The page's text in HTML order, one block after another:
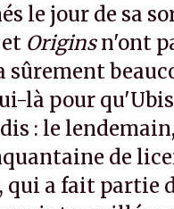
le jour de sa
Originsn'ont
sûrement
là pour
: le
de
qui a fait partie